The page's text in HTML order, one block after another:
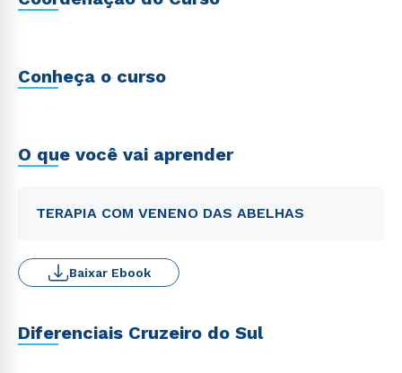
Conheça o curso
O que você vai aprender
TERAPIA COM VENENO DAS ABELHAS
Baixar Ebook
Diferenciais Cruzeiro do Sul